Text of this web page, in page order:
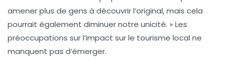
amener plus de gens à découvrir l’original, mais cela
pourrait également diminuer notre unicité. » Les
préoccupations sur l’impact sur le tourisme local ne
manquent pas d’émerger.